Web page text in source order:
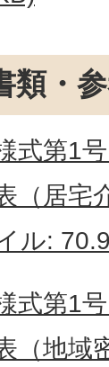
類・
式第1
（居宅
ル:
式第1
（地域